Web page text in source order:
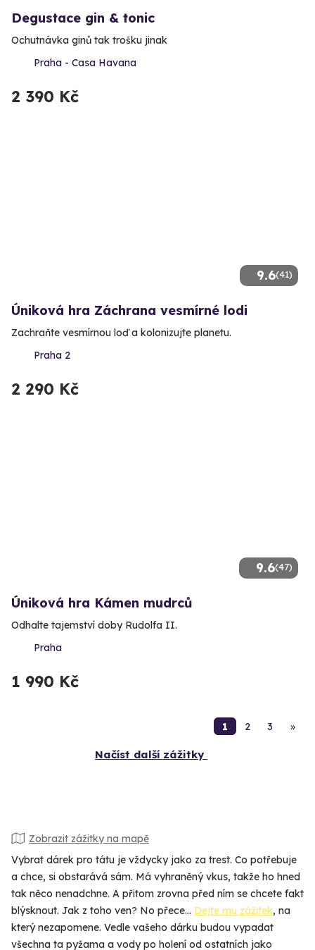
Degustace gin & tonic
Ochutnávka ginů tak trošku jinak
Praha - Casa Havana
2 390 Kč
9.6(41)
Úniková hra Záchrana vesmírné lodi
Zachraňte vesmírnou loď a kolonizujte planetu.
Praha 2
2 290 Kč
9.6(47)
Úniková hra Kámen mudrců
Odhalte tajemství doby Rudolfa II.
Praha
1 990 Kč
1 2 3 »
Načíst další zážitky
Zobrazit zážitky na mapě
Vybrat dárek pro tátu je vždycky jako za trest. Co potřebuje
a chce, si obstarává sám. Má vyhraněný vkus, takže ho hned
tak něco nenadchne. A přitom zrovna před ním se chcete fakt
blýsknout. Jak z toho ven? No přece… Dejte mu zážitek, na
který nezapomene. Vedle vašeho dárku budou vypadat
všechna ta pyžama a vody po holení od ostatních jako